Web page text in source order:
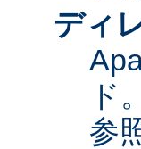
ディ
ド
参